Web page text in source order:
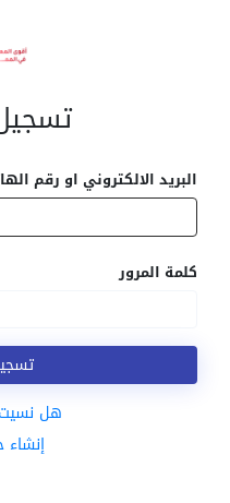
البريد الالكتروني او رقم
كلمة المرور
هل نسيت